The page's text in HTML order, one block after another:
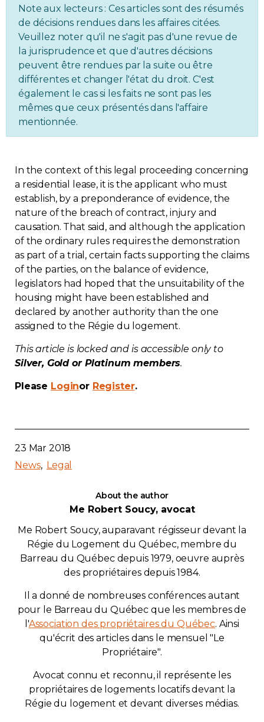
Environment
Various
Rebates APQ
App APQ
Media
FAQ
Members zone
Contact
Join
Note aux lecteurs : Ces articles sont des résumés
de décisions rendues dans les affaires citées.
Veuillez noter qu'il ne s'agit pas d'une revue de
la jurisprudence et que d'autres décisions
peuvent être rendues par la suite ou être
différentes et changer l'état du droit. C'est
également le cas si les faits ne sont pas les
mêmes que ceux présentés dans l'affaire
mentionnée.
In the context of this legal proceeding concerning
a residential lease, it is the applicant who must
establish, by a preponderance of evidence, the
nature of the breach of contract, injury and
causation. That said, and although the application
of the ordinary rules requires the demonstration
as part of a trial, certain facts supporting the claims
of the parties, on the balance of evidence,
legislators had hoped that the unsuitability of the
housing might have been established and
declared by another authority than the one
assigned to the Régie du logement.
This article is locked and is accessible only to
Silver, Gold or Platinum members.
Please Loginor Register.
23 Mar 2018
News
Legal
About the author
Me Robert Soucy, avocat
Me Robert Soucy, auparavant régisseur devant la
Régie du Logement du Québec, membre du
Barreau du Québec depuis 1979, oeuvre auprès
des propriétaires depuis 1984.
Il a donné de nombreuses conférences autant
pour le Barreau du Québec que les membres de
l'Association des propriétaires du Québec. Ainsi
qu'écrit des articles dans le mensuel "Le
Propriétaire".
Avocat connu et reconnu, il représente les
propriétaires de logements locatifs devant la
Régie du logement et devant diverses médias.